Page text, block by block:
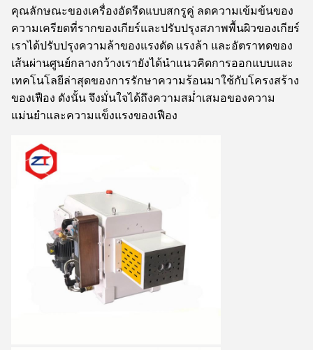
คุณลักษณะของเครื่องอัดรีดแบบสกรูคู่ ลดความเข้มข้นของ
ความเครียดที่รากของเกียร์และปรับปรุงสภาพพื้นผิวของเกียร์
เราได้ปรับปรุงความล้าของแรงดัด แรงล้า และอัตราทดของ
เส้นผ่านศูนย์กลางกว้างเรายังได้นำแนวคิดการออกแบบและ
เทคโนโลยีล่าสุดของการรักษาความร้อนมาใช้กับโครงสร้าง
ของเฟือง ดังนั้น จึงมั่นใจได้ถึงความสม่ำเสมอของความ
แม่นยำและความแข็งแรงของเฟือง